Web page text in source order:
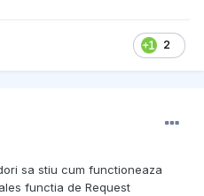
2
sa stiu cum functioneaza
functia de Request